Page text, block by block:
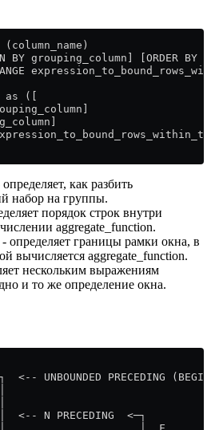
BY grouping_column] [ORDER BY
as ([
определяет, как разбить
набор на группы.
порядок строк внутри
aggregate_function.
- определяет границы рамки окна, в
вычисляется aggregate_function.
нескольким выражениям
и то же определение окна.
<-- UNBOUNDED PRECEDING
<-- N PRECEDING  <─┐